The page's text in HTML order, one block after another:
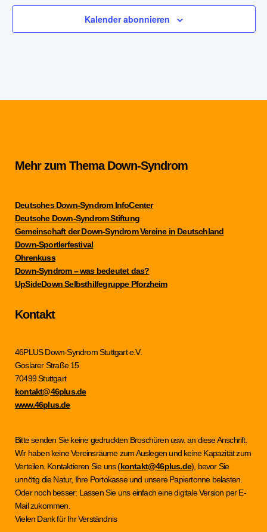
Kalender abonnieren
Mehr zum Thema Down-Syndrom
Deutsches Down-Syndrom InfoCenter
Deutsche Down-Syndrom Stiftung
Gemeinschaft der Down-Syndrom Vereine in Deutschland
Down-Sportlerfestival
Ohrenkuss
Down-Syndrom – was bedeutet das?
UpSideDown Selbsthilfegruppe Pforzheim
Kontakt
46PLUS Down-Syndrom Stuttgart e.V.
Goslarer Straße 15
70499 Stuttgart
kontakt@46plus.de
www.46plus.de
Bitte senden Sie keine gedruckten Broschüren usw. an diese Anschrift.
Wir haben keine Vereinsräume zum Auslegen und keine Kapazität zum
Verteilen. Kontaktieren Sie uns (kontakt@46plus.de), bevor Sie
unnötig die Natur, Ihre Portokasse und unsere Papiertonne belasten.
Oder noch besser: Lassen Sie uns einfach eine digitale Version per E-
Mail zukommen.
Vielen Dank für Ihr Verständnis